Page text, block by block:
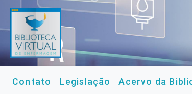
Contato Legislação Acervo da